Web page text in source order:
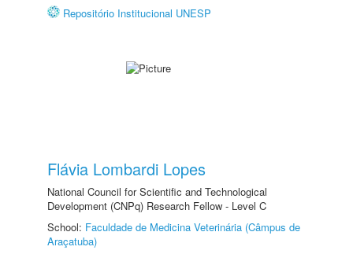
Repositório Institucional UNESP
Flávia Lombardi Lopes
National Council for Scientific and Technological
Development (CNPq) Research Fellow - Level C
School: Faculdade de Medicina Veterinária (Câmpus de
Araçatuba)